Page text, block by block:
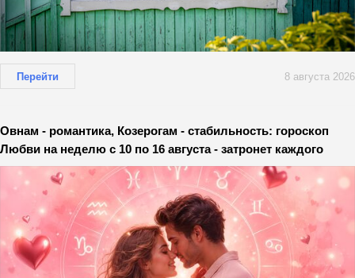
Перейти 8 августа 2026
Овнам - романтика, Козерогам - стабильность: гороскоп
Любви на неделю с 10 по 16 августа - затронет каждого